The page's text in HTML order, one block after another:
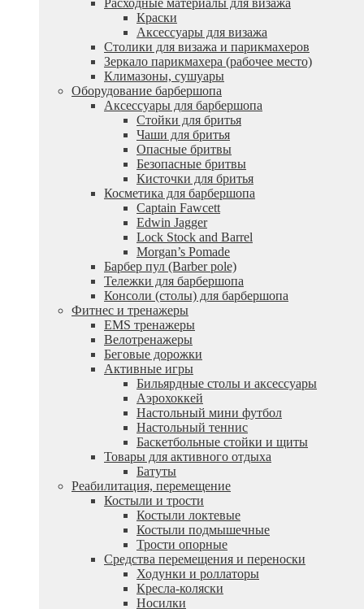
Расходные материалы для визажа
Краски
Аксессуары для визажа
Столики для визажа и парикмахеров
Зеркало парикмахера (рабочее место)
Климазоны, сушуары
Оборудование барбершопа
Аксессуары для барбершопа
Стойки для бритья
Чаши для бритья
Опасные бритвы
Безопасные бритвы
Кисточки для бритья
Косметика для барбершопа
Captain Fawcett
Edwin Jagger
Lock Stock and Barrel
Morgan’s Pomade
Барбер пул (Barber pole)
Тележки для барбершопа
Консоли (столы) для барбершопа
Фитнес и тренажеры
EMS тренажеры
Велотренажеры
Беговые дорожки
Активные игры
Бильярдные столы и аксессуары
Аэрохоккей
Настольный мини футбол
Настольный теннис
Баскетбольные стойки и щиты
Товары для активного отдыха
Батуты
Реабилитация, перемещение
Костыли и трости
Костыли локтевые
Костыли подмышечные
Трости опорные
Средства перемещения и переноски
Ходунки и роллаторы
Кресла-коляски
Носилки